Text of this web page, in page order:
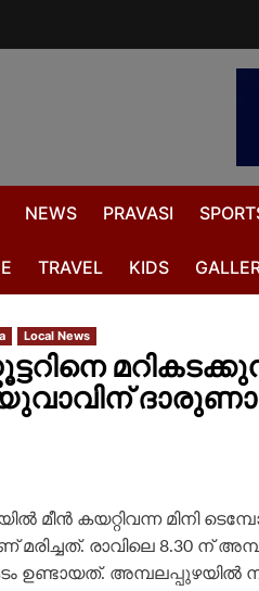
NEWS PRAVASI
TRAVEL KIDS
Local News
യുവാവിന്
കയറ്റിവന്ന മിനി
രാവിലെ 8.30 ന്
അമ്പലപ്പുഴയിൽ